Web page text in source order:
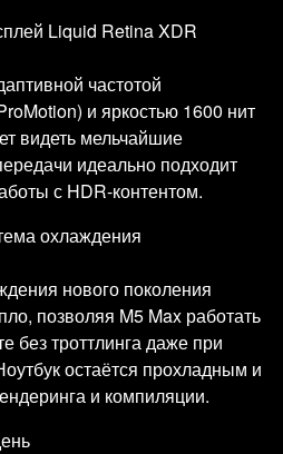
Liquid Retina XDR
частотой
и яркостью 1600 нит
видеть мельчайшие
идеально подходит
с HDR-контентом.
охлаждения
нового поколения
позволяя M5 Max работать
без троттлинга даже при
остаётся прохладным и
и компиляции.